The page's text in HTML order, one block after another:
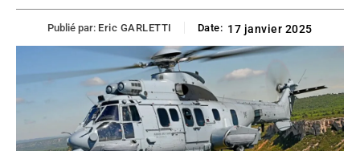
Publié par: Eric GARLETTI Date: 17 janvier 2025